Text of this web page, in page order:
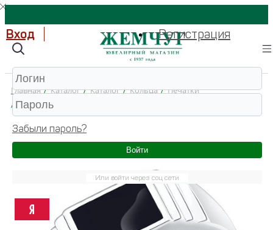
Главная / Каталог / Каталог / Кольца / Печатки
/ 94010432 Кольцо 925 (Серебро)
Вход Регистрация
Забыли пароль?
Войти
Или войти через соц сети